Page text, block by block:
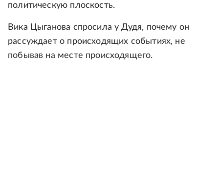
политическую плоскость.
Вика Цыганова спросила у Дудя, почему он
рассуждает о происходящих событиях, не
побывав на месте происходящего.